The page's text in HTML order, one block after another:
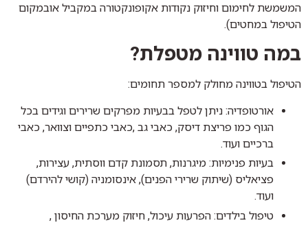
המשמשת לחימום וחיזוק נקודות אקופונקטורה במקביל אובמקום
הטיפול במחטים).
במה טווינה מטפלת?
הטיפול בטווינה מחולק למספר תחומים:
אורטופדיה: ניתן לטפל בבעיות מפרקים שרירים וגידים בכל
הגוף כמו פריצת דיסק, כאבי גב ,כאבי כתפיים וצוואר, כאבי
ברכיים ועוד.
בעיות פנימיות: מיגרנות, תסמונת קדם ווסתית, עצירות,
פציאליס (שיתוק שרירי הפנים), אינסומניה (קושי להירדם)
ועוד.
טיפול בילדים: הפרעות עיכול, חיזוק מערכת החיסון ,